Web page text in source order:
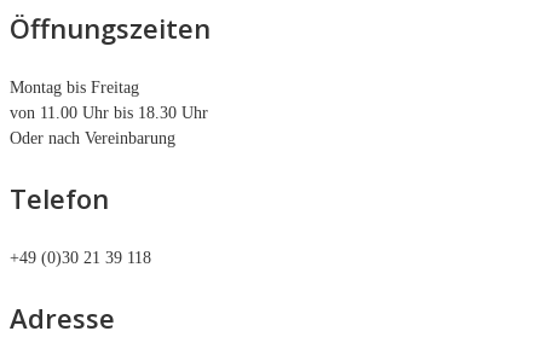
Öffnungszeiten
Montag bis Freitag
von 11.00 Uhr bis 18.30 Uhr
Oder nach Vereinbarung
Telefon
+49 (0)30 21 39 118
Adresse